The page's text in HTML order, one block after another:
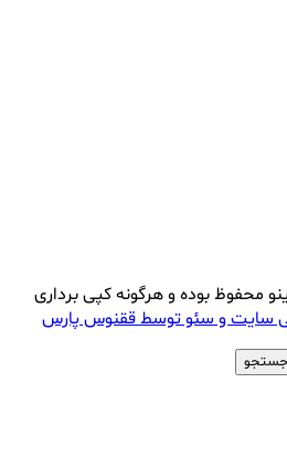
محفوظ بوده و هرگونه کپی برداری
سایت و سئو توسط ققنوس پارس
جستجو